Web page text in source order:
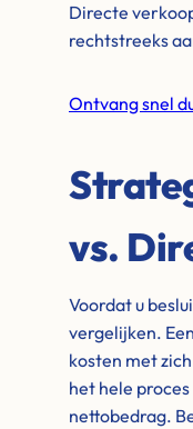
Directe
rechtstreeks
Ontvang snel
vs.
Voordat u
vergelijken.
kosten met
het hele
nettobedrag.